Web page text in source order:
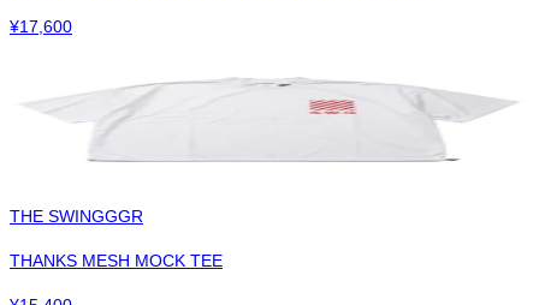
¥17,600
THE SWINGGGR
THANKS MESH MOCK TEE